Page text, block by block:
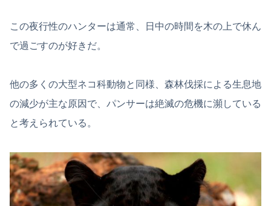
この夜行性のハンターは通常、日中の時間を木の上で休ん
で過ごすのが好きだ。
他の多くの大型ネコ科動物と同様、森林伐採による生息地
の減少が主な原因で、パンサーは絶滅の危機に瀕している
と考えられている。